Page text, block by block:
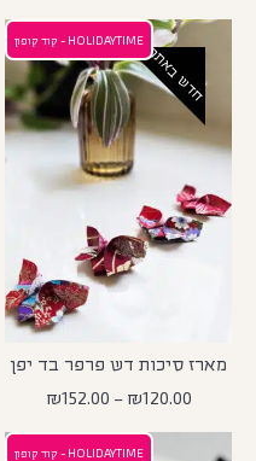
חדש באתר
HOLIDAYTIME - קוד קופון
מארז סיכות דש פרפר בד יפן
₪120.00
–
₪152.00
HOLIDAYTIME - קוד קופון